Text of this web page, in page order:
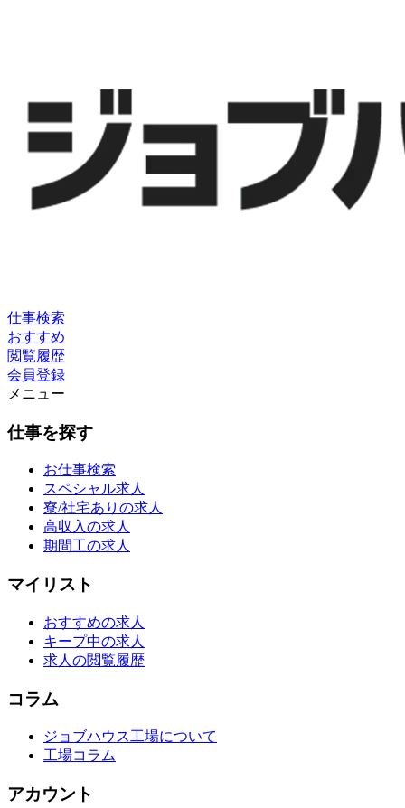
仕事検索
おすすめ
閲覧履歴
会員登録
メニュー
仕事を探す
お仕事検索
スペシャル求人
寮/社宅ありの求人
高収入の求人
期間工の求人
マイリスト
おすすめの求人
キープ中の求人
求人の閲覧履歴
コラム
ジョブハウス工場について
工場コラム
アカウント